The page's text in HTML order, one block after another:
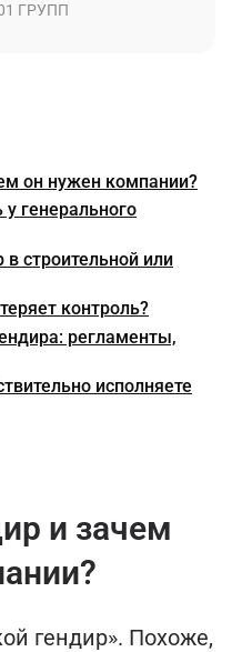
ГРУПП
он нужен компании?
генерального
строительной или
контроль?
регламенты,
исполняете
и зачем
гендир». Похоже,